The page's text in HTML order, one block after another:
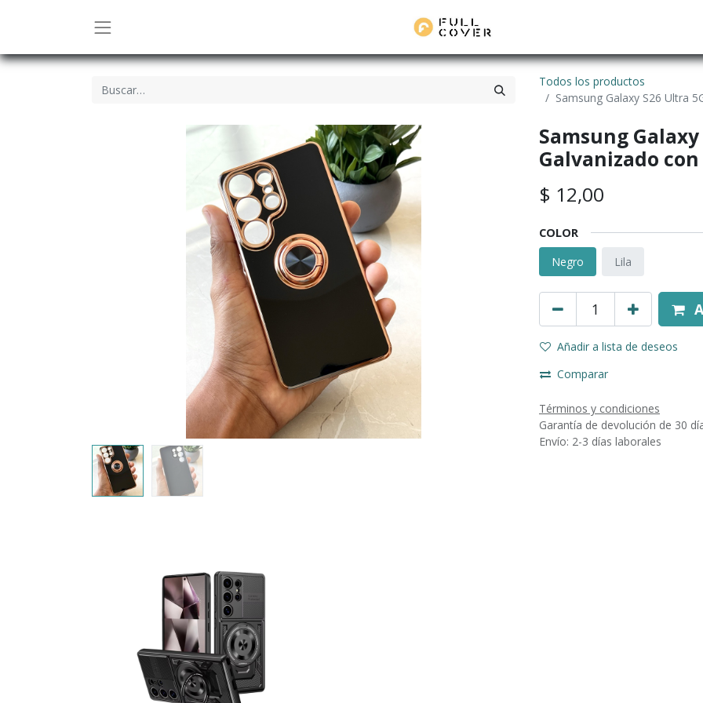
Todos los productos
Samsung Galaxy S26 Ultra
Samsung
Galvanizado
$ 12,00
COLOR
Negro
Lila
Añadir a lista de deseos
Comparar
Términos y condiciones
Garantía de devolución de 30
Envío: 2-3 días laborales